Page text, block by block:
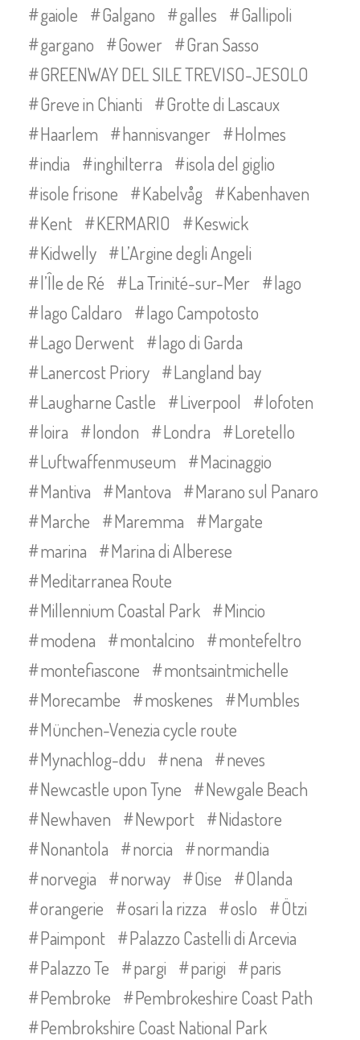
gaiole Galgano galles
Gallipoli
gargano
Gower
Gran Sasso
GREENWAY DEL SILE TREVISO-JESOLO
Greve in Chianti
Grotte di Lascaux
Haarlem
hannisvanger
Holmes
india
inghilterra
isola del giglio
isole frisone
Kabelvåg
Kabenhaven
Kent
KERMARIO
Keswick
Kidwelly
L’Argine degli Angeli
l’Île de Ré
La Trinité-sur-Mer
lago
lago Caldaro
lago Campotosto
Lago Derwent
lago di Garda
Lanercost Priory
Langland bay
Laugharne Castle
Liverpool
lofoten
loira
london Londra
Loretello
Luftwaffenmuseum
Macinaggio
Mantiva
Mantova
Marano sul Panaro
Marche
Maremma
Margate
marina
Marina di Alberese
Meditarranea Route
Millennium Coastal Park
Mincio
modena
montalcino
montefeltro
montefiascone
montsaintmichelle
Morecambe
moskenes
Mumbles
München-Venezia cycle route
Mynachlog-ddu
nena
neves
Newcastle upon Tyne
Newgale Beach
Newhaven
Newport
Nidastore
Nonantola
norcia
normandia
norvegia
norway Oise
Olanda
orangerie
osari la rizza oslo
Ötzi
Paimpont
Palazzo Castelli di Arcevia
Palazzo Te
pargi parigi
paris
Pembroke
Pembrokeshire Coast Path
Pembrokshire Coast National Park